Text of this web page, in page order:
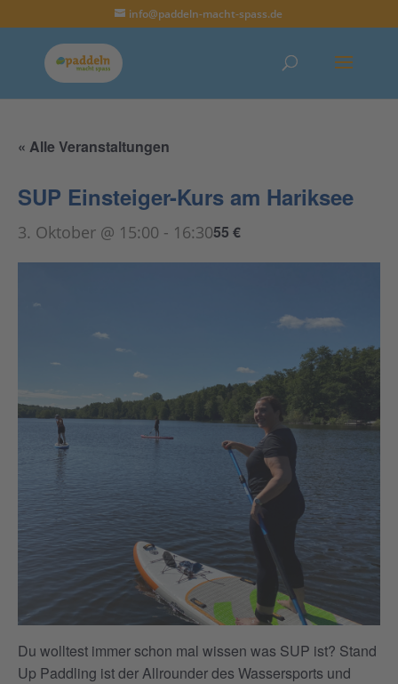
info@paddeln-macht-spass.de
« Alle Veranstaltungen
SUP Einsteiger-Kurs am Hariksee
3. Oktober @ 15:00 - 16:3055 €
Du wolltest immer schon mal wissen was SUP ist? Stand
Up Paddling ist der Allrounder des Wassersports und